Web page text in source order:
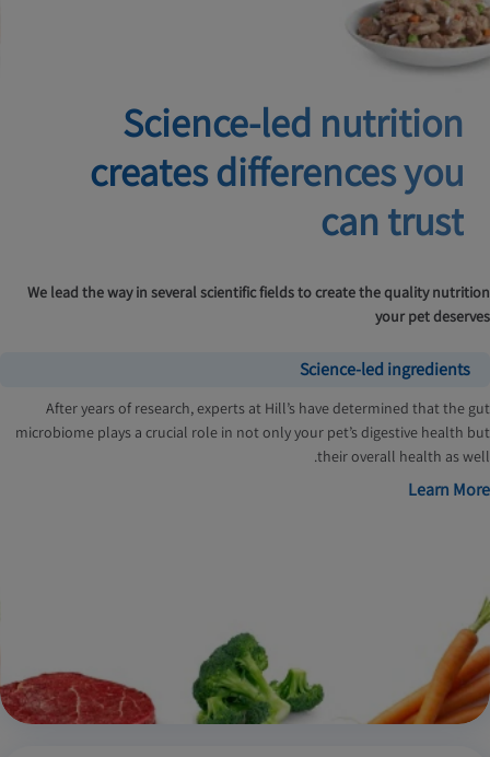
Science-led nutrition
createsdifferences you
can trust
We lead the way in several scientific fields to create the quality nutrition
your pet deserves
Science-led ingredients
After years of research, experts at Hill’s have determined that the gut
microbiome plays a crucial role in not only your pet’s digestive health but
their overall health as well.
Learn More